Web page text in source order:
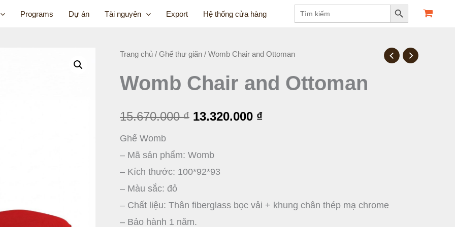
Programs Dự án Tài nguyên Export Hệ thống cửa hàng
Search
for:
Search Button
Trang chủ / Ghế thư giãn / Womb Chair and Ottoman
Womb Chair and Ottoman
15.670.000₫
Giá
gốc
15.670.000 ₫.
13.320.000 ₫
Giá
hiện
Ghế Womb
– Mã sản phẩm: Womb
– Kích thước: 100*92*93
– Màu sắc: đỏ
– Chất liệu: Thân fiberglass bọc vải + khung chân thép mạ chrome
– Bảo hành 1 năm.
Womb
and
số